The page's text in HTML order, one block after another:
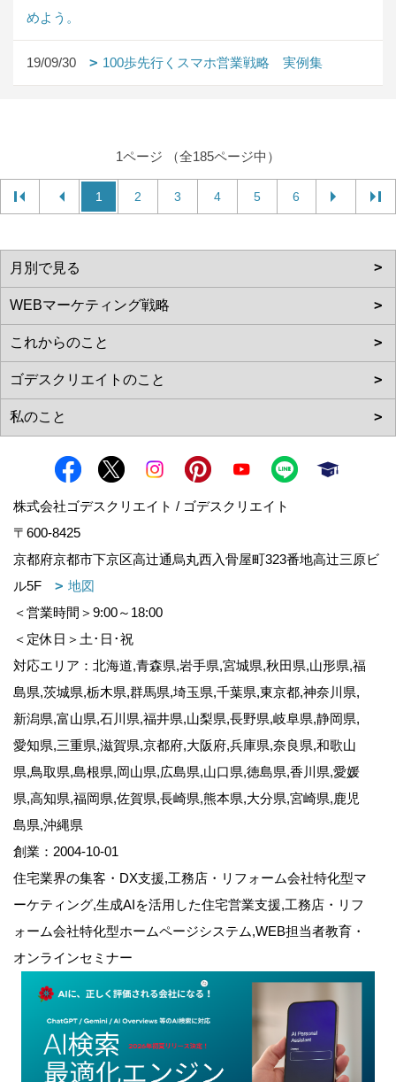
めよう。
19/09/30 100歩先行くスマホ営業戦略 実例集
1ページ （全185ページ中）
1 2 3 4 5 6
株式会社ゴデスクリエイト / ゴデスクリエイト
〒600-8425
京都府京都市下京区高辻通烏丸西入骨屋町323番地高辻三原ビ
ル5F
地図
＜営業時間＞9:00～18:00
＜定休日＞土･日･祝
対応エリア：北海道,青森県,岩手県,宮城県,秋田県,山形県,福
島県,茨城県,栃木県,群馬県,埼玉県,千葉県,東京都,神奈川県,
新潟県,富山県,石川県,福井県,山梨県,長野県,岐阜県,静岡県,
愛知県,三重県,滋賀県,京都府,大阪府,兵庫県,奈良県,和歌山
県,鳥取県,島根県,岡山県,広島県,山口県,徳島県,香川県,愛媛
県,高知県,福岡県,佐賀県,長崎県,熊本県,大分県,宮崎県,鹿児
島県,沖縄県
創業：2004-10-01
住宅業界の集客・DX支援,工務店・リフォーム会社特化型マ
ーケティング,生成AIを活用した住宅営業支援,工務店・リフ
ォーム会社特化型ホームページシステム,WEB担当者教育・
オンラインセミナー